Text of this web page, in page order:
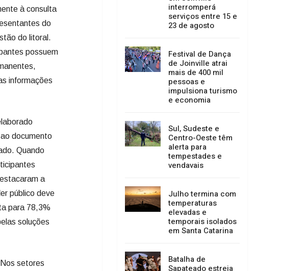
à consulta
do
do litoral.
possuem
informações
documento
Quando
a
público deve
para 78,3%
soluções
setores
Migração do
sistema tributário
em Joinville
23 de agosto
Festival de Dança
de Joinville atrai
mais de 400 mil
e economia
Sul, Sudeste e
Centro-Oeste têm
vendavais
Julho termina com
temperaturas
em Santa Catarina